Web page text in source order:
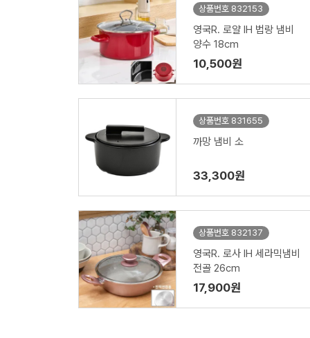
상품번호 832153
영국R. 로얄 IH 법랑 냄비
양수 18cm
10,500원
상품번호 831655
까망 냄비 소
33,300원
상품번호 832137
영국R. 로사 IH 세라믹냄비
전골 26cm
17,900원